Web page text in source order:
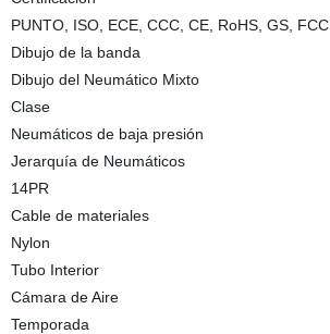
PUNTO, ISO, ECE, CCC, CE, RoHS, GS, FCC
Dibujo de la banda
Dibujo del Neumático Mixto
Clase
Neumáticos de baja presión
Jerarquía de Neumáticos
14PR
Cable de materiales
Nylon
Tubo Interior
Cámara de Aire
Temporada